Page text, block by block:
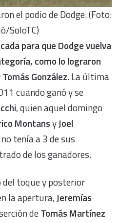
el podio de Dodge. (Foto:
SoloTC)
para que Dodge vuelva
como lo lograron
Tomás González. La última
cuando ganó y se
, quien aquel domingo
MontansyJoel
tenía a 3 de sus
de los ganadores.
del toque y posterior
la apertura,Jeremías
deTomás Martínez